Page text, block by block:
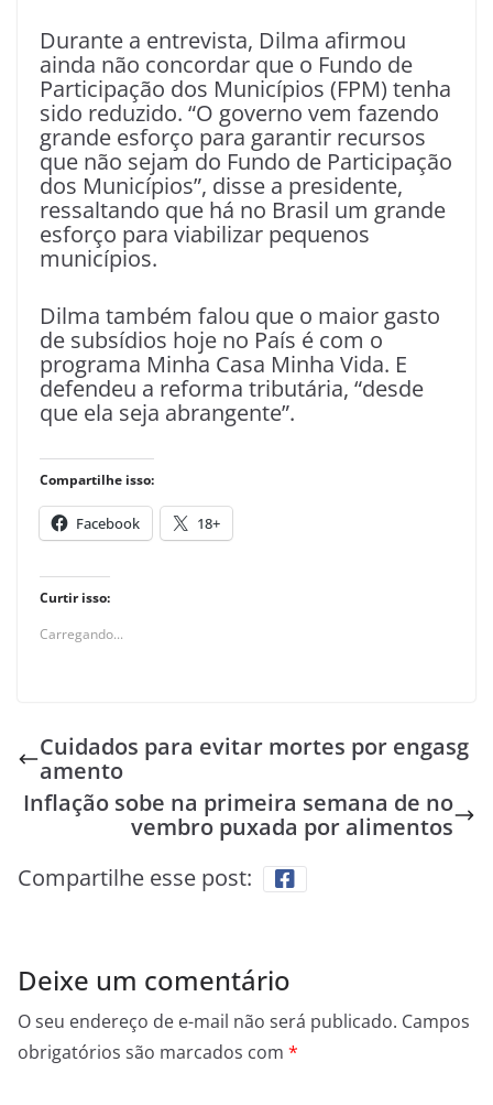
Durante a entrevista, Dilma afirmou
ainda não concordar que o Fundo de
Participação dos Municípios (FPM) tenha
sido reduzido. “O governo vem fazendo
grande esforço para garantir recursos
que não sejam do Fundo de Participação
dos Municípios”, disse a presidente,
ressaltando que há no Brasil um grande
esforço para viabilizar pequenos
municípios.
Dilma também falou que o maior gasto
de subsídios hoje no País é com o
programa Minha Casa Minha Vida. E
defendeu a reforma tributária, “desde
que ela seja abrangente”.
Compartilhe isso:
Facebook 18+
Curtir isso:
Carregando...
Cuidados para evitar mortes por engasg
amento
Inflação sobe na primeira semana de no
vembro puxada por alimentos
Compartilhe esse post:
Deixe um comentário
O seu endereço de e-mail não será publicado. Campos
obrigatórios são marcados com *